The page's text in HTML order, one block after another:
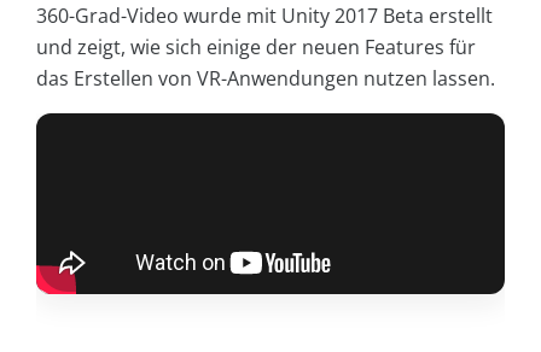
360-Grad-Video wurde mit Unity 2017 Beta erstellt
und zeigt, wie sich einige der neuen Features für
das Erstellen von VR-Anwendungen nutzen lassen.